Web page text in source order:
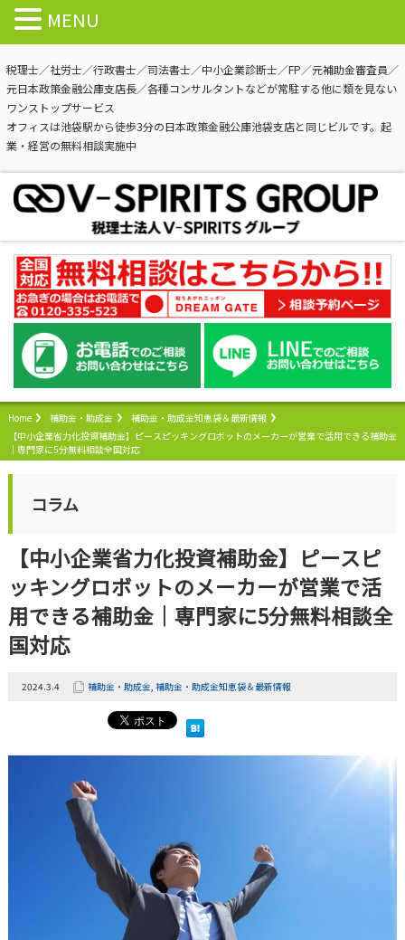
税理士／社労士／行政書士／司法書士／中小企業診断士／FP／元補助金審査員／
元日本政策金融公庫支店長／各種コンサルタントなどが常駐する他に類を見ない
ワンストップサービス
オフィスは池袋駅から徒歩3分の日本政策金融公庫池袋支店と同じビルです。起
業・経営の無料相談実施中
Home 補助金・助成金
補助金・助成金知恵袋＆最新情報
【中小企業省力化投資補助金】ピースピッキングロボットのメーカーが営業で活用できる補助金
｜専門家に5分無料相談全国対応
コラム
【中小企業省力化投資補助金】ピースピ
ッキングロボットのメーカーが営業で活
用できる補助金｜専門家に5分無料相談全
国対応
2024.3.4 補助金・助成金 補助金・助成金知恵袋＆最新情報
MENU